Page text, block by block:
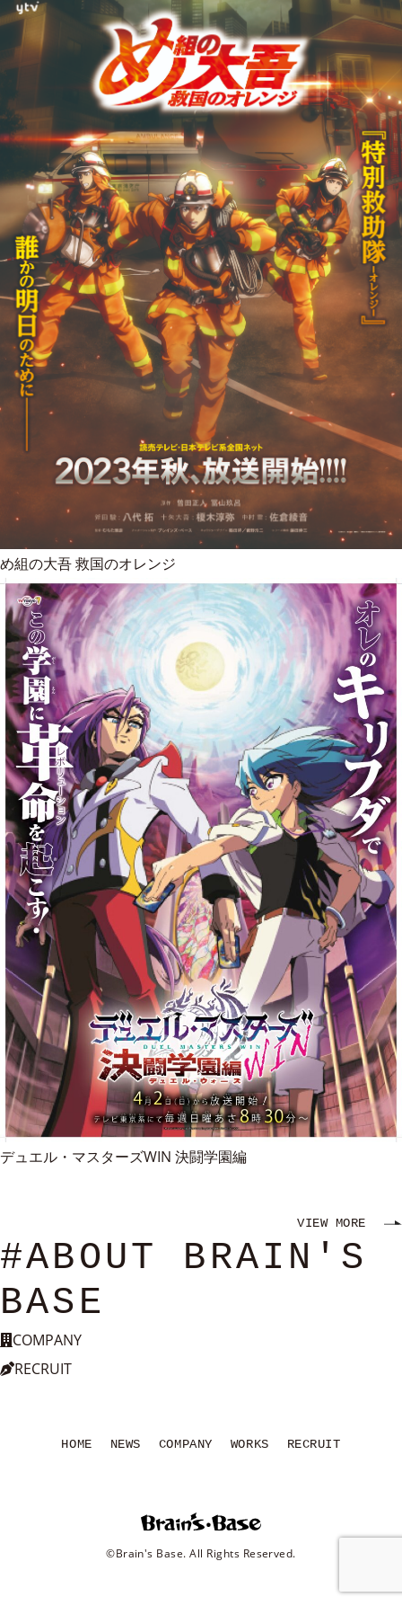
め組の大吾 救国のオレンジ
デュエル・マスターズWIN 決闘学園編
VIEW MORE
#ABOUT BRAIN'S
BASE
COMPANY
RECRUIT
HOME NEWS COMPANY WORKS RECRUIT
©Brain's Base. All Rights Reserved.